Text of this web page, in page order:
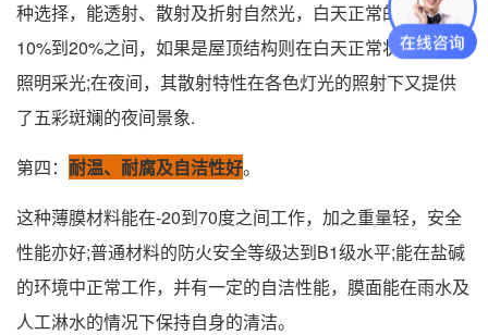
种选择，能透射、散射及折射自然光，白天正常的透射比在
10%到20%之间，如果是屋顶结构则在白天正常状态下无须
照明采光;在夜间，其散射特性在各色灯光的照射下又提供
了五彩斑斓的夜间景象.
第四： 耐温、耐腐及自洁性好。
这种薄膜材料能在-20到70度之间工作，加之重量轻，安全
性能亦好;普通材料的防火安全等级达到B1级水平;能在盐碱
的环境中正常工作，并有一定的自洁性能，膜面能在雨水及
人工淋水的情况下保持自身的清洁。